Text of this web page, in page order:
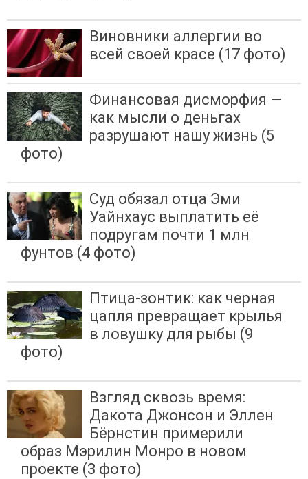
Виновники аллергии во
всей своей красе (17 фото)
Финансовая дисморфия —
как мысли о деньгах
разрушают нашу жизнь (5
фото)
Суд обязал отца Эми
Уайнхаус выплатить её
подругам почти 1 млн
фунтов (4 фото)
Птица-зонтик: как черная
цапля превращает крылья
в ловушку для рыбы (9
фото)
Взгляд сквозь время:
Дакота Джонсон и Эллен
Бёрнстин примерили
образ Мэрилин Монро в новом
проекте (3 фото)